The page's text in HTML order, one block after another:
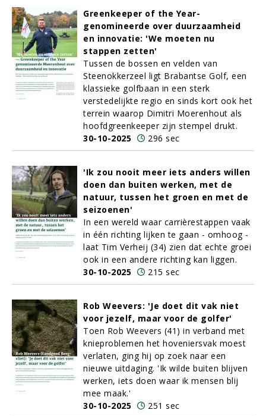
Greenkeeper of the Year-
genomineerde over duurzaamheid
en innovatie: 'We moeten nu
stappen zetten'
Tussen de bossen en velden van
Steenokkerzeel ligt Brabantse Golf, een
klassieke golfbaan in een sterk
verstedelijkte regio en sinds kort ook het
terrein waarop Dimitri Moerenhout als
hoofdgreenkeeper zijn stempel drukt.
30-10-2025
296 sec
'Ik zou nooit meer iets anders willen
doen dan buiten werken, met de
natuur, tussen het groen en met de
seizoenen'
In een wereld waar carrièrestappen vaak
in één richting lijken te gaan - omhoog -
laat Tim Verheij (34) zien dat echte groei
ook in een andere richting kan liggen.
30-10-2025
215 sec
Rob Weevers: 'Je doet dit vak niet
voor jezelf, maar voor de golfer'
Toen Rob Weevers (41) in verband met
knieproblemen het hoveniersvak moest
verlaten, ging hij op zoek naar een
nieuwe uitdaging. 'Ik wilde buiten blijven
werken, iets doen waar ik mensen blij
mee maak.'
30-10-2025
251 sec